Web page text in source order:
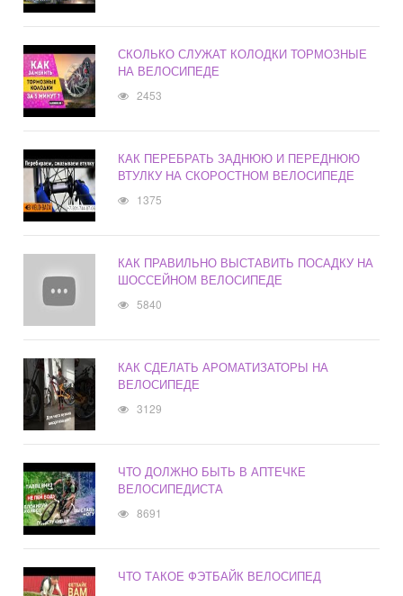
СКОЛЬКО СЛУЖАТ КОЛОДКИ ТОРМОЗНЫЕ
НА ВЕЛОСИПЕДЕ
2453
КАК ПЕРЕБРАТЬ ЗАДНЮЮ И ПЕРЕДНЮЮ
ВТУЛКУ НА СКОРОСТНОМ ВЕЛОСИПЕДЕ
1375
КАК ПРАВИЛЬНО ВЫСТАВИТЬ ПОСАДКУ НА
ШОССЕЙНОМ ВЕЛОСИПЕДЕ
5840
КАК СДЕЛАТЬ АРОМАТИЗАТОРЫ НА
ВЕЛОСИПЕДЕ
3129
ЧТО ДОЛЖНО БЫТЬ В АПТЕЧКЕ
ВЕЛОСИПЕДИСТА
8691
ЧТО ТАКОЕ ФЭТБАЙК ВЕЛОСИПЕД